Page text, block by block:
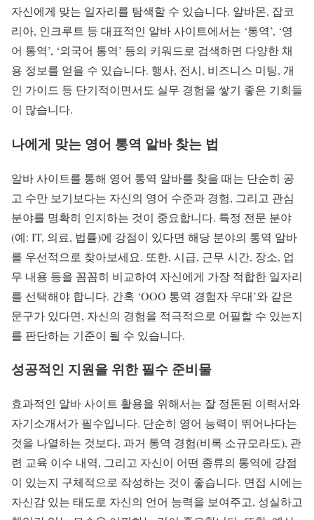
자신에게 맞는 일자리를 탐색할 수 있습니다. 알바몬, 잡코
리아, 인크루트 등 대표적인 알바 사이트에서는 ‘통역’, ‘영
어 통역’, ‘외국어 통역’ 등의 키워드로 검색하면 다양한 채
용 정보를 얻을 수 있습니다. 행사, 전시, 비즈니스 미팅, 개
인 가이드 등 단기적이면서도 실무 경험을 쌓기 좋은 기회들
이 많습니다.
나에게 맞는 영어 통역 알바 찾는 법
알바 사이트를 통해 영어 통역 알바를 찾을 때는 단순히 공
고 수만 보기보다는 자신의 영어 수준과 경험, 그리고 관심
분야를 명확히 인지하는 것이 중요합니다. 특정 전문 분야
(예: IT, 의료, 법률)에 강점이 있다면 해당 분야의 통역 알바
를 우선적으로 찾아보세요. 또한, 시급, 근무 시간, 장소, 업
무 내용 등을 꼼꼼히 비교하여 자신에게 가장 적합한 일자리
를 선택해야 합니다. 간혹 ‘OOO 통역 경험자 우대’와 같은
문구가 있다면, 자신의 경험을 적극적으로 어필할 수 있는지
를 판단하는 기준이 될 수 있습니다.
성공적인 지원을 위한 필수 준비물
효과적인 알바 사이트 활용을 위해서는 잘 정돈된 이력서와
자기소개서가 필수입니다. 단순히 영어 능력이 뛰어나다는
것을 나열하는 것보다, 과거 통역 경험(비록 소규모라도), 관
련 교육 이수 내역, 그리고 자신이 어떤 종류의 통역에 강점
이 있는지 구체적으로 작성하는 것이 좋습니다. 면접 시에는
자신감 있는 태도로 자신의 언어 능력을 보여주고, 성실하고